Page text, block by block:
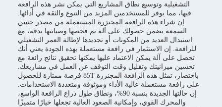
التشغيلية وتوسيع نطاق المشاريع التي يمكن نشر هذه الرافعة
فيها، مما يوفر للمستخدمين المزيد من التنوع والثقة في أدائها.
إن شراء هذه الرافعة المجنزرة المستعملة من مصدر حسن
السمعة يضمن حصولك على آلة تم فحصها وصيانتها بدقة، مع
استبدال العديد من المكونات أو تجديدها لإطالة العمر التشغيلي
للرافعة. إن الاستثمار في رافعة مستعملة بهذه الجودة يعني أنك
تحصل على آلة يمكن الاعتماد عليها يمكنها تحقيق نتائج رائعة مع
تحسين ميزانيتك وتقليل وقت التوقف عن العمل في مشاريعك.
باختصار، تمثل هذه الرافعة المجنزرة 85T فرصة ممتازة للحصول
على رافعة مستعملة عالية الأداء وموثوقة ومتعددة الاستخدامات.
إن حالتها الجديدة بنسبة 90%، ونطاق طول ذراع الرافعة الواسع،
والمحرك القوي، وإمكانية الصعود العالية تجعلها خيارًا متميزًا